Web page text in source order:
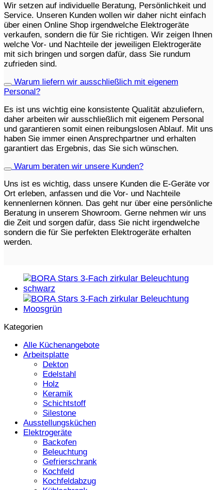
Wir setzen auf individuelle Beratung, Persönlichkeit und
Service. Unseren Kunden wollen wir daher nicht einfach
über einen Online Shop irgendwelche Elektrogeräte
verkaufen, sondern die für Sie richtigen. Wir zeigen Ihnen
welche Vor- und Nachteile der jeweiligen Elektrogeräte
mit sich bringen und sorgen dafür, dass Sie rundum
zufrieden sind.
Warum liefern wir ausschließlich mit eigenem
Personal?
Es ist uns wichtig eine konsistente Qualität abzuliefern,
daher arbeiten wir ausschließlich mit eigenem Personal
und garantieren somit einen reibungslosen Ablauf. Mit uns
haben Sie immer einen Ansprechpartner und erhalten
garantiert das Ergebnis, das Sie sich wünschen.
Warum beraten wir unsere Kunden?
Uns ist es wichtig, dass unsere Kunden die E-Geräte vor
Ort erleben, anfassen und die Vor- und Nachteile
kennenlernen können. Das geht nur über eine persönliche
Beratung in unserem Showroom. Gerne nehmen wir uns
die Zeit und sorgen dafür, dass Sie nicht irgendwelche
sondern die für Sie perfekten Elektrogeräte erhalten
werden.
Kategorien
Alle Küchenangebote
Arbeitsplatte
Dekton
Edelstahl
Holz
Keramik
Schichtstoff
Silestone
Ausstellungsküchen
Elektrogeräte
Backofen
Beleuchtung
Gefrierschrank
Kochfeld
Kochfeldabzug